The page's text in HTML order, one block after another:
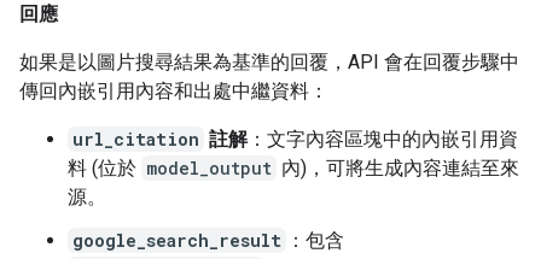
回應
如果是以圖片搜尋結果為基準的回覆，API 會在回覆步驟中
傳回內嵌引用內容和出處中繼資料：
url_citation 註解：文字內容區塊中的內嵌引用資
料 (位於 model_output 內)，可將生成內容連結至來
源。
google_search_result ：包含